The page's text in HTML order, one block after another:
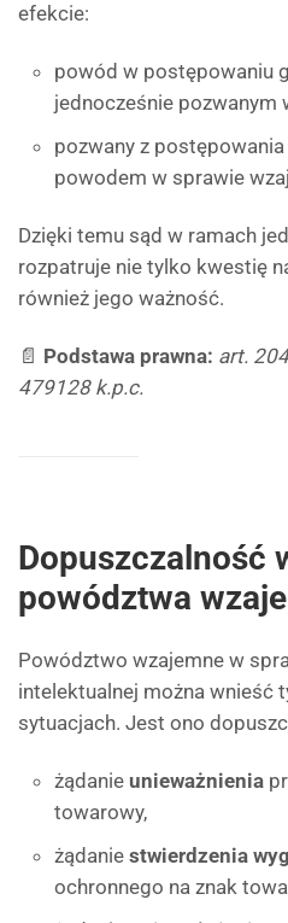
efekcie:
powód w postępowaniu
jednocześnie pozwanym
pozwany z
powodem w sprawie
Dzięki temu sąd w ramach
rozpatruje nie tylko kwestię
również jego ważność.
📄 Podstawa prawna: art.
479128 k.p.c.
Dopuszczalność
powództwa
Powództwo wzajemne w
intelektualnej można wnieść
sytuacjach. Jest ono
żądanie unieważnienia
towarowy,
żądanie stwierdzenia
ochronnego na znak